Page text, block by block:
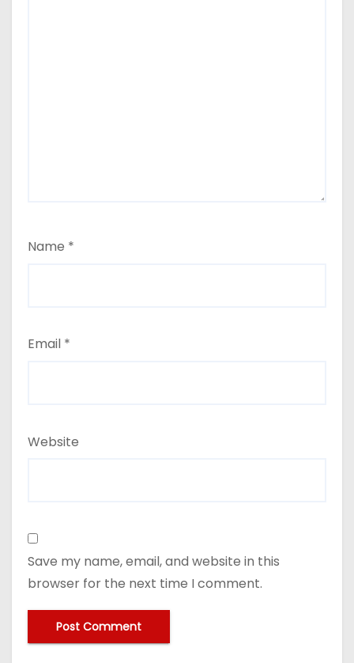
Name *
Email *
Website
Save my name, email, and website in this
browser for the next time I comment.